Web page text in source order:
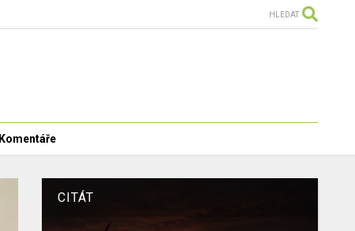
HLEDAT
Komentáře
CITÁT